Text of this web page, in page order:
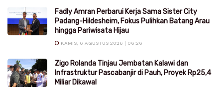
Fadly Amran Perbarui Kerja Sama Sister City
Padang-Hildesheim, Fokus Pulihkan Batang Arau
hingga Pariwisata Hijau
KAMIS, 6 AGUSTUS 2026 | 06:26
Zigo Rolanda Tinjau Jembatan Kalawi dan
Infrastruktur Pascabanjir di Pauh, Proyek Rp25,4
Miliar Dikawal